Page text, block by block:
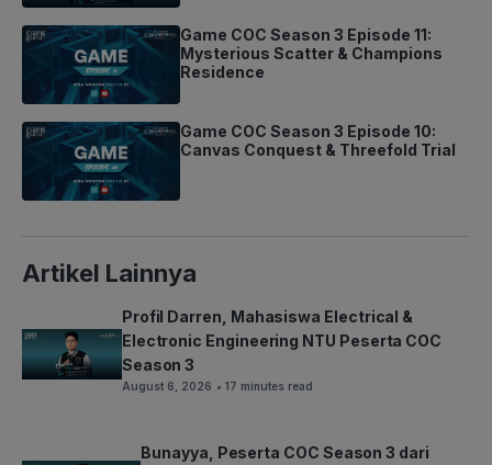
Game COC Season 3 Episode 11:
Mysterious Scatter & Champions
Residence
Game COC Season 3 Episode 10:
Canvas Conquest & Threefold Trial
Artikel Lainnya
Profil Darren, Mahasiswa Electrical &
Electronic Engineering NTU Peserta COC
Season 3
August 6, 2026 • 17 minutes read
Bunayya, Peserta COC Season 3 dari